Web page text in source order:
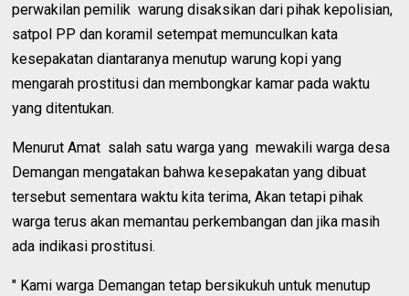
perwakilan pemilik warung disaksikan dari pihak kepolisian,
satpol PP dan koramil setempat memunculkan kata
kesepakatan diantaranya menutup warung kopi yang
mengarah prostitusi dan membongkar kamar pada waktu
yang ditentukan.
Menurut Amat salah satu warga yang mewakili warga desa
Demangan mengatakan bahwa kesepakatan yang dibuat
tersebut sementara waktu kita terima, Akan tetapi pihak
warga terus akan memantau perkembangan dan jika masih
ada indikasi prostitusi.
" Kami warga Demangan tetap bersikukuh untuk menutup